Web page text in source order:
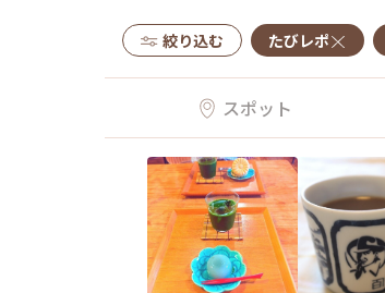
絞り込む たびレポ
スポット